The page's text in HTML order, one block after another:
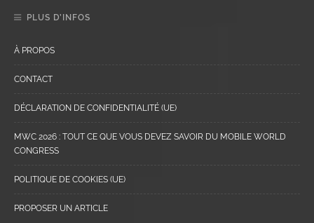
PLUS D’INFOS
À PROPOS
CONTACT
DÉCLARATION DE CONFIDENTIALITÉ (UE)
MWC 2026 : TOUT CE QUE VOUS DEVEZ SAVOIR DU MOBILE WORLD
CONGRESS
POLITIQUE DE COOKIES (UE)
PROPOSER UN ARTICLE